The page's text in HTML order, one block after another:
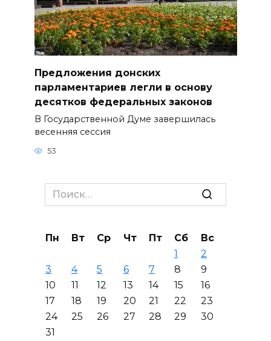
Предложения донских
парламентариев легли в основу
десятков федеральных законов
В Государственной Думе завершилась
весенняя сессия
53
Search
for:
Пн Вт Ср Чт Пт Сб
Вс
1
2
3
4 5 6 7 8
9
10
11 12 13 14 15
16
17
18 19 20 21 22
23
24
25 26 27 28 29
30
31